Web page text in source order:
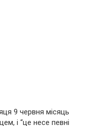
9 червня місяць
і “це несе певні